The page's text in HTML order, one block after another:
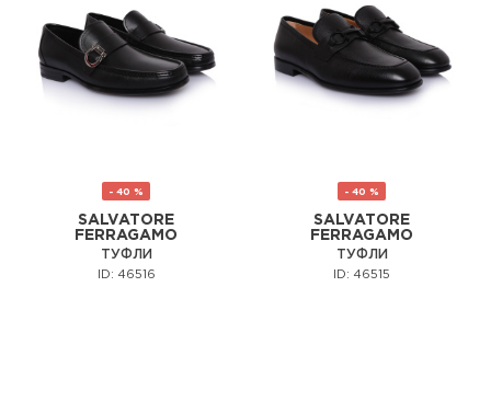
- 40 %
SALVATORE
FERRAGAMO
ТУФЛИ
ID: 46516
- 40 %
SALVATORE
FERRAGAMO
ТУФЛИ
ID: 46515